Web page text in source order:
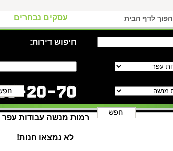
הפוך לדף הבית עסקים נבחרים
חיפוש דירות:
רמות מנשה עבודות עפר
לא נמצאו חנות!